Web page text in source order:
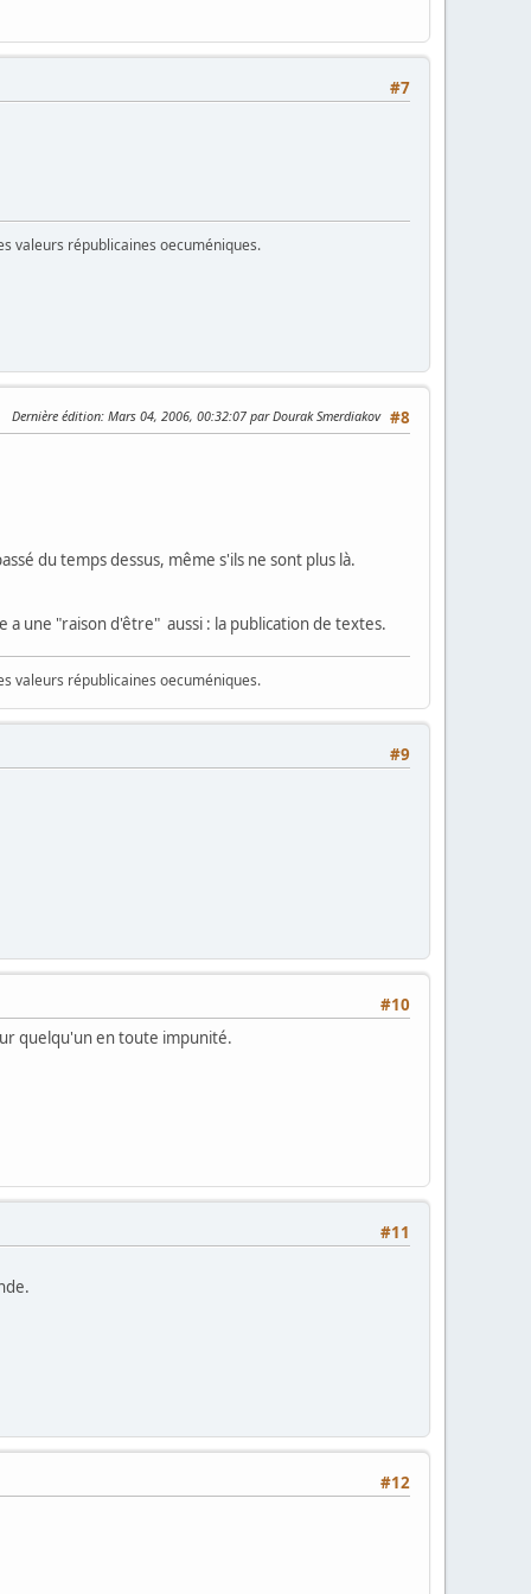
#7
valeurs républicaines oecuméniques.
#8
Dernière édition: Mars 04, 2006, 00:32:07 par Dourak Smerdiakov
du temps dessus, même s'ils ne sont plus là.
a une "raison d'être" aussi : la publication de textes.
valeurs républicaines oecuméniques.
#9
#10
quelqu'un en toute impunité.
#11
#12